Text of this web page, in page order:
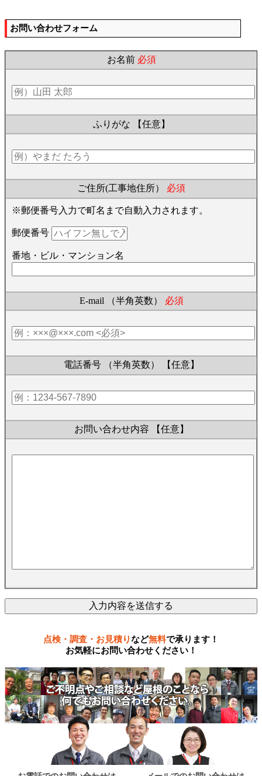
お問い合わせフォーム
お名前 必須
ふりがな 【任意】
ご住所(工事地住所） 必須
※郵便番号入力で町名まで自動入力されます。
郵便番号
番地・ビル・マンション名
E-mail （半角英数） 必須
電話番号 （半角英数） 【任意】
お問い合わせ内容 【任意】
点検・調査・お見積りなど無料で承ります！
お気軽にお問い合わせください！